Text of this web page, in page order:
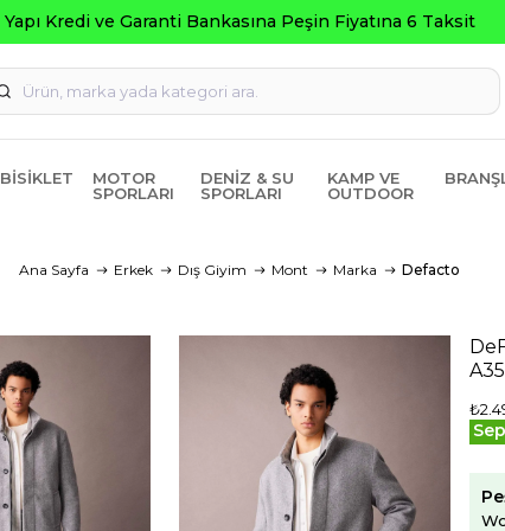
BISIKLET
MOTOR
SPORLARI
DENIZ & SU
SPORLARI
KAMP VE
OUTDOOR
Ana Sayfa Erkek Dış Giyim Mont Marka Defacto